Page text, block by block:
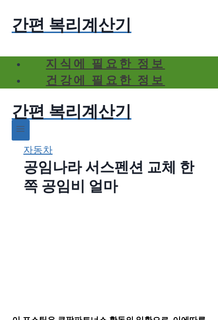
간편 복리계산기
지식에 필요한 정보
건강에 필요한 정보
간편 복리계산기
자동차
공임나라 서스펜션 교체 한
쪽 공임비 얼마